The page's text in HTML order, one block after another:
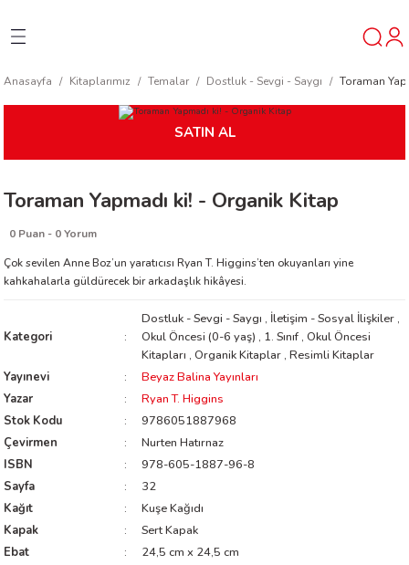
Anasayfa Kitaplarımız Temalar Dostluk - Sevgi - Saygı Toraman
SATIN AL
Toraman Yapmadı ki! - Organik Kitap
0 Puan - 0 Yorum
Çok sevilen Anne Boz’un yaratıcısı Ryan T. Higgins’ten okuyanları yine
kahkahalarla güldürecek bir arkadaşlık hikâyesi.
Kategori
Dostluk - Sevgi - Saygı , İletişim - Sosyal İlişkiler ,
Okul Öncesi (0-6 yaş) , 1. Sınıf , Okul Öncesi
Kitapları , Organik Kitaplar , Resimli Kitaplar
Yayınevi
Beyaz Balina Yayınları
Yazar
Ryan T. Higgins
Stok Kodu
9786051887968
Çevirmen
Nurten Hatırnaz
ISBN
978-605-1887-96-8
Sayfa
32
Kağıt
Kuşe Kağıdı
Kapak
Sert Kapak
Ebat
24,5 cm x 24,5 cm